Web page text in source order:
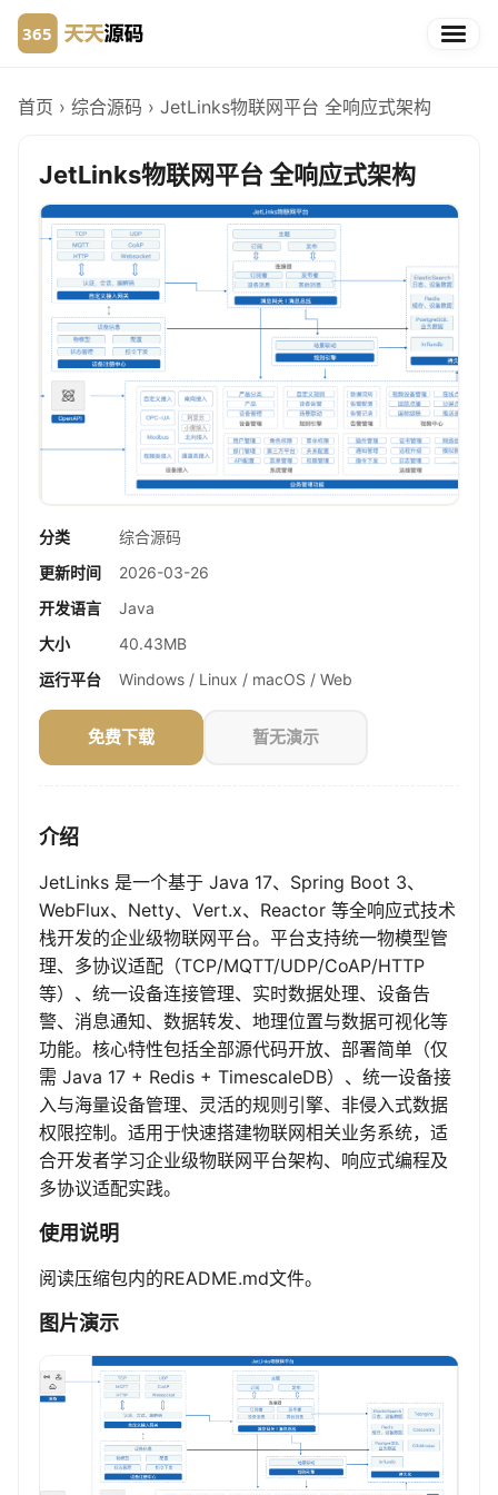
首页 › 综合源码 › JetLinks物联网平台 全响应式架构
JetLinks物联网平台 全响应式架构
分类
综合源码
更新时间
2026-03-26
开发语言
Java
大小
40.43MB
运行平台
Windows / Linux / macOS / Web
免费下载 暂无演示
介绍
JetLinks 是一个基于 Java 17、Spring Boot 3、
WebFlux、Netty、Vert.x、Reactor 等全响应式技术
栈开发的企业级物联网平台。平台支持统一物模型管
理、多协议适配（TCP/MQTT/UDP/CoAP/HTTP
等）、统一设备连接管理、实时数据处理、设备告
警、消息通知、数据转发、地理位置与数据可视化等
功能。核心特性包括全部源代码开放、部署简单（仅
需 Java 17 + Redis + TimescaleDB）、统一设备接
入与海量设备管理、灵活的规则引擎、非侵入式数据
权限控制。适用于快速搭建物联网相关业务系统，适
合开发者学习企业级物联网平台架构、响应式编程及
多协议适配实践。
使用说明
阅读压缩包内的README.md文件。
图片演示